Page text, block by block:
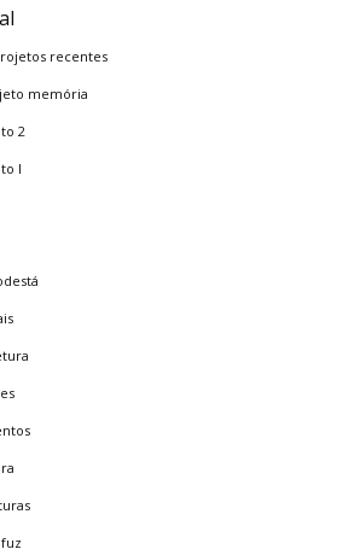
recentes
memória
2
I